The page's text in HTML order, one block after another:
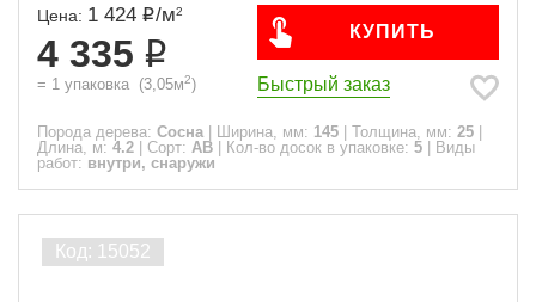
Цена: 1 424 /м2
4 335
= 1 упаковка (3,05м2)
КУПИТЬ
Быстрый заказ
Порода дерева: Сосна Ширина, мм: 145 Толщина, мм: 25
Длина, м: 4.2 Сорт: АВ Кол-во досок в упаковке: 5
Виды
работ: внутри, снаружи